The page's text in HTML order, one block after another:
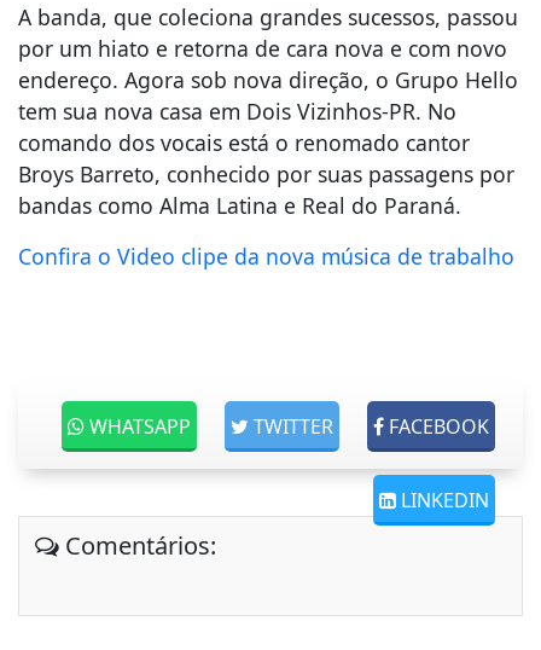
A banda, que coleciona grandes sucessos, passou
por um hiato e retorna de cara nova e com novo
endereço. Agora sob nova direção, o Grupo Hello
tem sua nova casa em Dois Vizinhos-PR. No
comando dos vocais está o renomado cantor
Broys Barreto, conhecido por suas passagens por
bandas como Alma Latina e Real do Paraná.
Confira o Video clipe da nova música de trabalho
FACEBOOK
TWITTER
WHATSAPP
LINKEDIN
Comentários: